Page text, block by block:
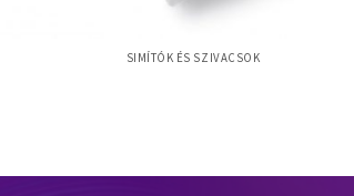
SIMÍTÓK ÉS SZIVACSOK